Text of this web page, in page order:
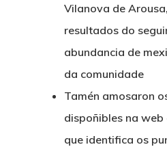
Vilanova de
resultados do
abundancia de
da comunidade
Tamén amosaron
dispoñibles na web
que identifica os